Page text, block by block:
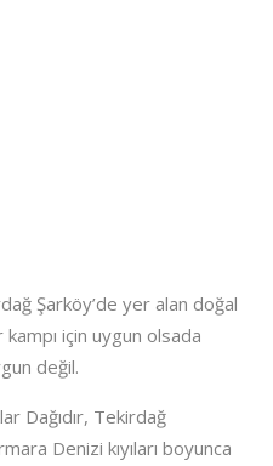
Şarköy’de yer alan doğal
için uygun olsada
değil.
Dağıdır, Tekirdağ
Denizi kıyıları boyunca